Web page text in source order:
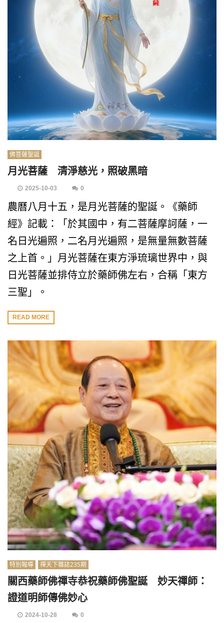
佛菩薩聖誕
月光菩薩 清淨慈光，照破黑暗
2025-10-03 0
農曆八月十五，是月光菩薩的聖誕。《藥師
經》記載：「於其國中，有二菩薩摩訶薩，一
名日光遍照，二名月光遍照，是無量無數菩薩
之上首。」月光菩薩在東方淨琉璃世界中，與
日光菩薩並排侍立於藥師佛左右，合稱「東方
三聖」。
READ MORE
特別報導 禪天下雜誌235期
關西藥師佛禪寺恭祝藥師佛聖誕 妙天禪師：
證道明師傳佛妙心
2024-10-28 0